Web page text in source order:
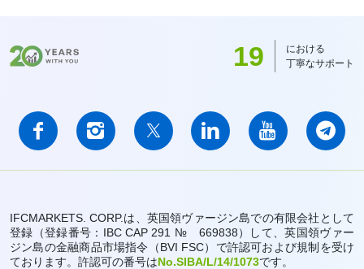
19
における
丁寧なサポート
IFCMARKETS. CORP.は、英国領ヴァージン島での有限会社として
登録（登録番号：IBC CAP 291 № 669838）して、英国領ヴァー
ジン島の金融商品市場指令（BVI FSC）で許認可および規制を受け
ております。許認可の番号はNo.SIBA/L/14/1073です。